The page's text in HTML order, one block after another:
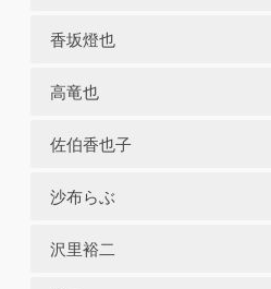
香坂燈也
高竜也
佐伯香也子
沙布らぶ
沢里裕二